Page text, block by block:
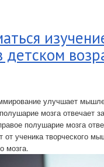
улучшает
мозга отвечает
полушарие мозга
от ученика творческого
мозга.